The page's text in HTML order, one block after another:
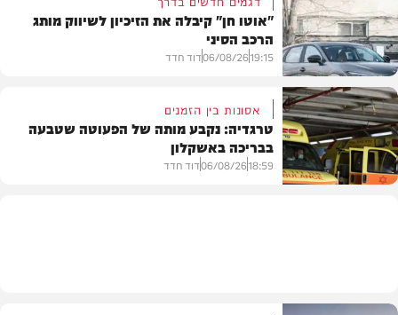
משטרה
רכב
"אוטו חן" קיבלה את הזיכיון לשיווק מותג
הרכב הסיני
19:15
06/08/26דוד חדד
אסונות בין הזמנים
טרגדיה: נקבע מותה של הפעוטה שטבעה
בבריכה באשקלון
18:59
06/08/26דוד חדד